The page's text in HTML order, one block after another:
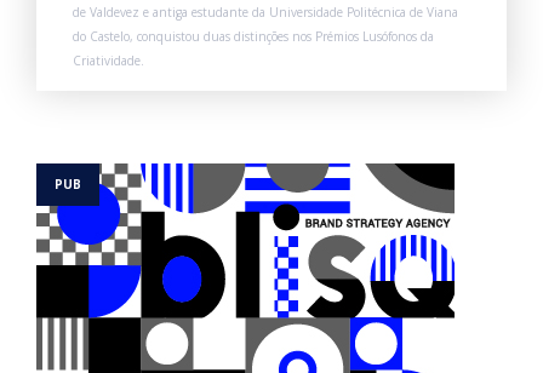
de Valdevez e antiga estudante da Universidade Politécnica de Viana
do Castelo, conquistou duas distinções nos Prémios Lusófonos da
Criatividade.